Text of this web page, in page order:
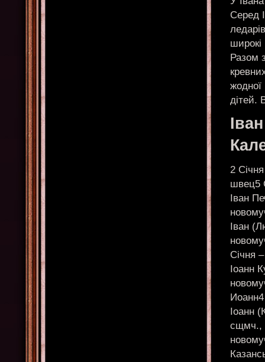
Серед
широкі
Разом
жодної
дітей.
2 Січня – Іоанн Кронштадтський, протоієрей; Іоанн, мч., отрок, швец5 Січня – Іван (Смирнов), сщмч., єром /новомуч./11 Січня – Іван Печерский14 Січня – Іван (Смирнов), сщмч., ієрей /новомуч./; Іоанн (Сульдін), сщмч., ієрей /новомуч./19 Січня – Іван (Любимов), мч. /новомуч./20 Січня – Іван (Малишев), мч. /новомуч./; Йоан Пророк, Предтеча і Хреститель Господній, мч.27 Січня – Іван (Кевролетин), вик., иеросхим /новомуч./28 Січня – Іоанн Кущник, прп.29 Січня – Іван (Петтайя), сщмч., ієрей /новомуч./30 Січня – Іоанн, єпископ, Ростовский3 Лютого – Иоанн4 Лютого – Іван (Доброхотов), сщмч., прот. /новомуч./; Іоанн (Коржавін), сщмч., ієрей /новомуч./; Іоанн (Розанов), сщмч., ієрей /новомуч./; Іоанн (Успенський), сщмч., ієрей /новомуч./; Іван Адрианопольский, мч.6 Лютого – Іван Казанський, мч.8 Лютого – Іван (Попов), мч., ієрей /новомуч./; Іван Константинопольський, Палестинський, прп.9 Лютого – Іоанн Златоуст, патріарх Константинопольський. [Вселенський учитель]11 Лютого – Іван (Гранітів), сщмч., прот. /новомуч./12 Лютого – Іоанн Златоуст, патріарх Константинопольський (3 свт.). [Вселенський учитель]13 Лютого